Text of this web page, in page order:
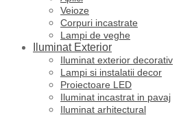
Veioze
Corpuri incastrate
Lampi de veghe
Iluminat Exterior
Iluminat exterior decorativ
Lampi si instalatii decor
Proiectoare LED
Iluminat incastrat in pavaj
Iluminat arhitectural